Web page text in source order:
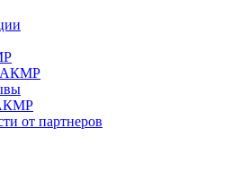
АКМР
от партнеров